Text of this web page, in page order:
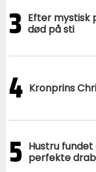
3 Efter mystisk
død på sti
4 Kronprins
5 Hustru
perfekte